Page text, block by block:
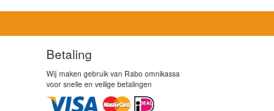
Betaling
Wij maken gebruik van Rabo omnikassa
voor snelle en veilige betalingen